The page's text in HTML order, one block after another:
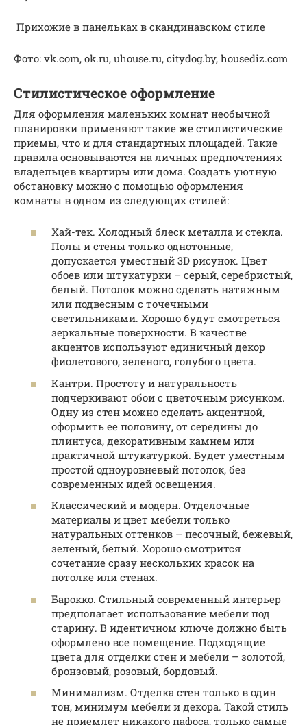
Прихожие в панельках в скандинавском стиле
Фото: vk.com, ok.ru, uhouse.ru, citydog.by, housediz.com
Стилистическое оформление
Для оформления маленьких комнат необычной
планировки применяют такие же стилистические
приемы, что и для стандартных площадей. Такие
правила основываются на личных предпочтениях
владельцев квартиры или дома. Создать уютную
обстановку можно с помощью оформления
комнаты в одном из следующих стилей:
Хай-тек. Холодный блеск металла и стекла.
Полы и стены только однотонные,
допускается уместный 3D рисунок. Цвет
обоев или штукатурки – серый, серебристый,
белый. Потолок можно сделать натяжным
или подвесным с точечными
светильниками. Хорошо будут смотреться
зеркальные поверхности. В качестве
акцентов используют единичный декор
фиолетового, зеленого, голубого цвета.
Кантри. Простоту и натуральность
подчеркивают обои с цветочным рисунком.
Одну из стен можно сделать акцентной,
оформить ее половину, от середины до
плинтуса, декоративным камнем или
практичной штукатуркой. Будет уместным
простой одноуровневый потолок, без
современных идей освещения.
Классический и модерн. Отделочные
материалы и цвет мебели только
натуральных оттенков – песочный, бежевый,
зеленый, белый. Хорошо смотрится
сочетание сразу нескольких красок на
потолке или стенах.
Барокко. Стильный современный интерьер
предполагает использование мебели под
старину. В идентичном ключе должно быть
оформлено все помещение. Подходящие
цвета для отделки стен и мебели – золотой,
бронзовый, розовый, бордовый.
Минимализм. Отделка стен только в один
тон, минимум мебели и декора. Такой стиль
не приемлет никакого пафоса, только самые